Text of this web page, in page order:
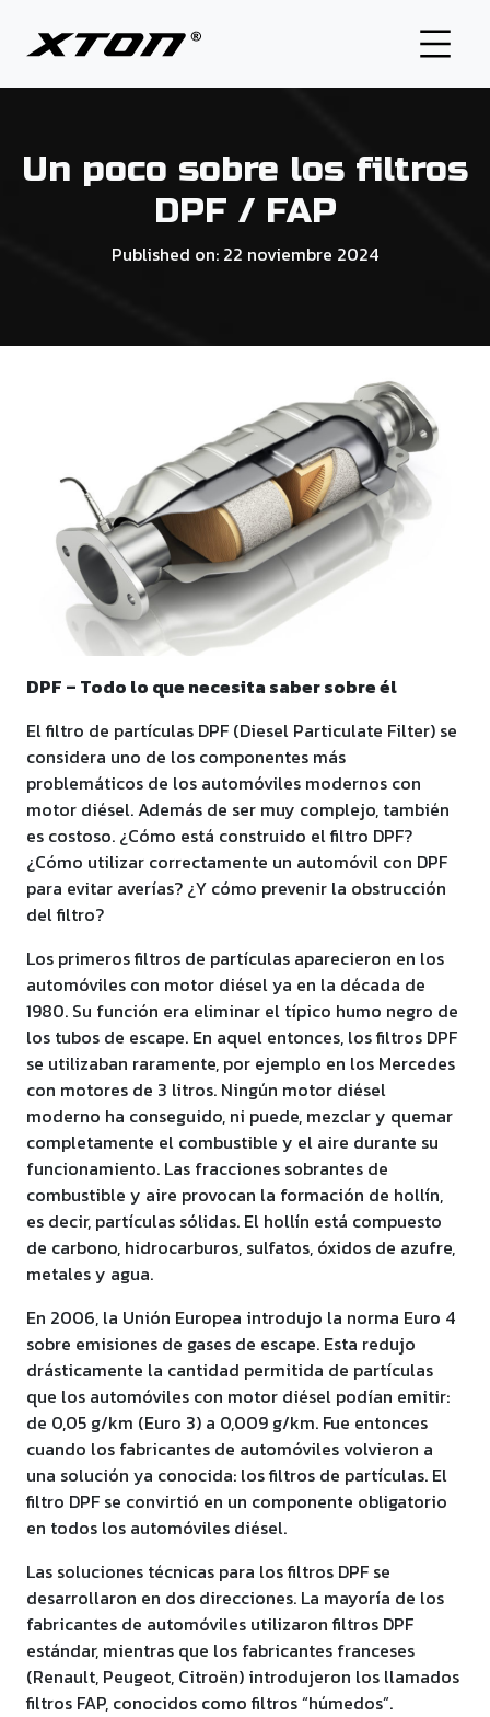
Sobre nosotros
Oferta
Distribuidores
DOWNLOAD NEWEST CATALOG
Un poco sobre los filtros
DPF / FAP
Published on: 22 noviembre 2024
DPF – Todo lo que necesita saber sobre él
El filtro de partículas DPF (Diesel Particulate Filter) se
considera uno de los componentes más
problemáticos de los automóviles modernos con
motor diésel. Además de ser muy complejo, también
es costoso. ¿Cómo está construido el filtro DPF?
¿Cómo utilizar correctamente un automóvil con DPF
para evitar averías? ¿Y cómo prevenir la obstrucción
del filtro?
Los primeros filtros de partículas aparecieron en los
automóviles con motor diésel ya en la década de
1980. Su función era eliminar el típico humo negro de
los tubos de escape. En aquel entonces, los filtros DPF
se utilizaban raramente, por ejemplo en los Mercedes
con motores de 3 litros. Ningún motor diésel
moderno ha conseguido, ni puede, mezclar y quemar
completamente el combustible y el aire durante su
funcionamiento. Las fracciones sobrantes de
combustible y aire provocan la formación de hollín,
es decir, partículas sólidas. El hollín está compuesto
de carbono, hidrocarburos, sulfatos, óxidos de azufre,
metales y agua.
En 2006, la Unión Europea introdujo la norma Euro 4
sobre emisiones de gases de escape. Esta redujo
drásticamente la cantidad permitida de partículas
que los automóviles con motor diésel podían emitir:
de 0,05 g/km (Euro 3) a 0,009 g/km. Fue entonces
cuando los fabricantes de automóviles volvieron a
una solución ya conocida: los filtros de partículas. El
filtro DPF se convirtió en un componente obligatorio
en todos los automóviles diésel.
Las soluciones técnicas para los filtros DPF se
desarrollaron en dos direcciones. La mayoría de los
fabricantes de automóviles utilizaron filtros DPF
estándar, mientras que los fabricantes franceses
(Renault, Peugeot, Citroën) introdujeron los llamados
filtros FAP, conocidos como filtros “húmedos”.